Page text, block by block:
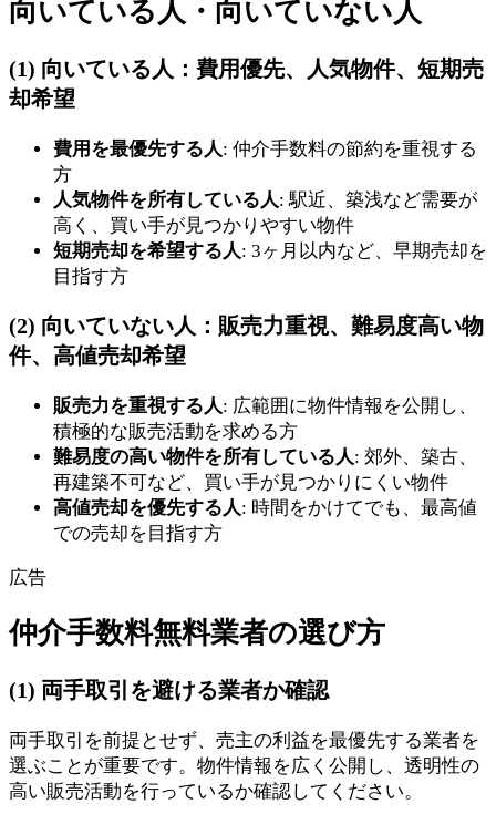
向いている人・向いていない人
(1) 向いている人：費用優先、人気物件、短期売
却希望
費用を最優先する人: 仲介手数料の節約を重視する
方
人気物件を所有している人: 駅近、築浅など需要が
高く、買い手が見つかりやすい物件
短期売却を希望する人: 3ヶ月以内など、早期売却を
目指す方
(2) 向いていない人：販売力重視、難易度高い物
件、高値売却希望
販売力を重視する人: 広範囲に物件情報を公開し、
積極的な販売活動を求める方
難易度の高い物件を所有している人: 郊外、築古、
再建築不可など、買い手が見つかりにくい物件
高値売却を優先する人: 時間をかけてでも、最高値
での売却を目指す方
広告
仲介手数料無料業者の選び方
(1) 両手取引を避ける業者か確認
両手取引を前提とせず、売主の利益を最優先する業者を
選ぶことが重要です。物件情報を広く公開し、透明性の
高い販売活動を行っているか確認してください。